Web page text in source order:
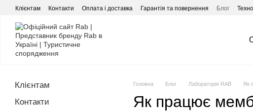
Перейти до основного контенту
Клієнтам Контакти Оплата і доставка Гарантія та повернення Блог
Головна Блог Лабораторія RAB Як
Як працює
Клієнтам
Контакти